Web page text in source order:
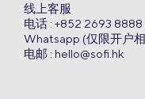
线上客服
电话 : +852 2693 8888
Whatsapp (仅限开户
电邮 : hello@sofi.hk